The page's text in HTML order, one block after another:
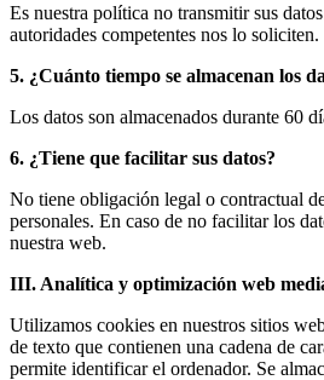
Es nuestra política no transmitir sus
autoridades competentes nos lo soliciten.
5. ¿Cuánto tiempo se almacenan los
Los datos son almacenados durante 60
6. ¿Tiene que facilitar sus datos?
No tiene obligación legal o contractual
personales. En caso de no facilitar los
nuestra web.
III. Analítica y optimización web
Utilizamos cookies en nuestros sitios
de texto que contienen una cadena de
permite identificar el ordenador. Se